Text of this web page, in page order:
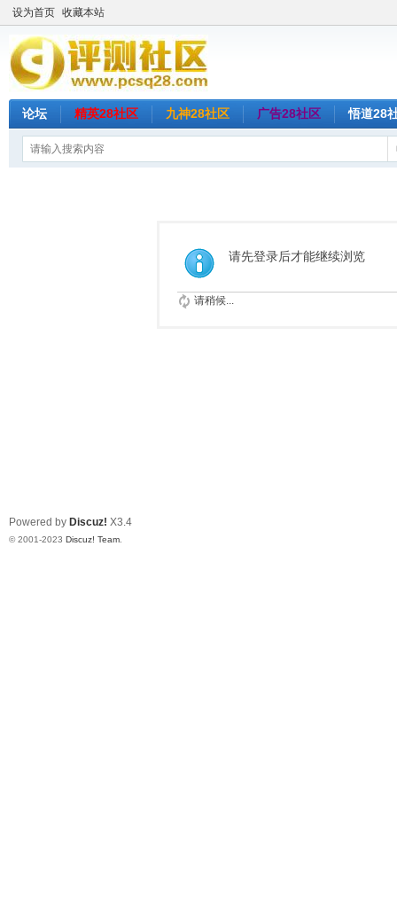
设为首页 收藏本站
论坛 精英28社区 九神28社区 广告28社区 悟道28
请先登录后才能继续浏览
请稍候...
Powered by Discuz! X3.4
© 2001-2023 Discuz! Team